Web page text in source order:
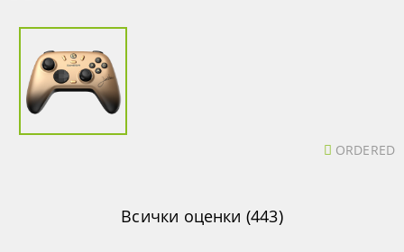
ORDERED
Всички оценки (443)